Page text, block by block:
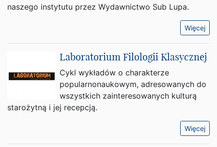
naszego instytutu przez Wydawnictwo Sub Lupa.
Więcej
Laboratorium Filologii Klasycznej
Cykl wykładów o charakterze
popularnonaukowym, adresowanych do
wszystkich zainteresowanych kulturą
starożytną i jej recepcją.
Więcej